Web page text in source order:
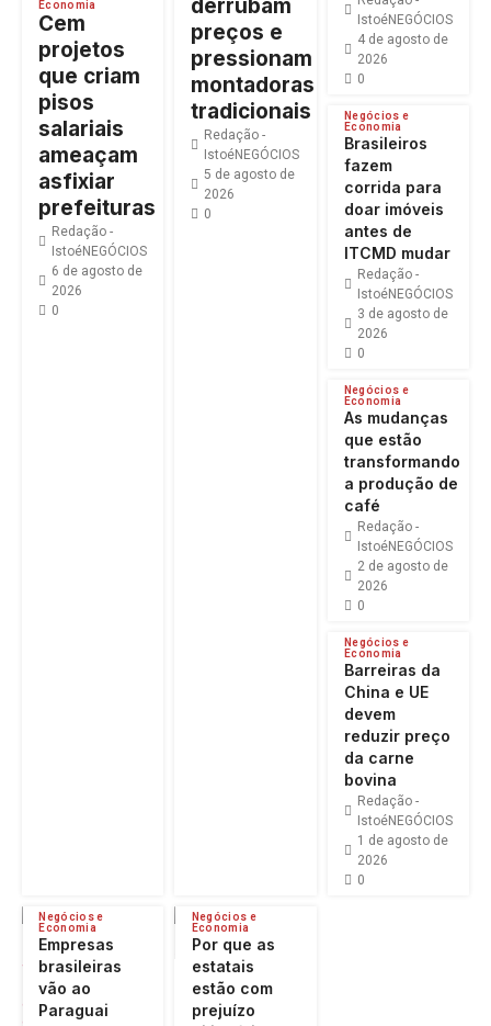
Economia
Cem
projetos
que criam
pisos
salariais
ameaçam
asfixiar
prefeituras
Redação -
IstoéNEGÓCIOS
6 de agosto de
2026
0
derrubam
preços e
pressionam
montadoras
tradicionais
Redação -
IstoéNEGÓCIOS
5 de agosto de
2026
0
IstoéNEGÓCIOS
4 de agosto de
2026
0
Negócios e
Economia
Brasileiros
fazem
corrida para
doar imóveis
antes de
ITCMD mudar
Redação -
IstoéNEGÓCIOS
3 de agosto de
2026
0
Negócios e
Economia
As mudanças
que estão
transformando
a produção de
café
Redação -
IstoéNEGÓCIOS
2 de agosto de
2026
0
Negócios e
Economia
Barreiras da
China e UE
devem
reduzir preço
da carne
bovina
Redação -
IstoéNEGÓCIOS
1 de agosto de
2026
0
Negócios e
Economia
Empresas
brasileiras
vão ao
Paraguai
Negócios e
Economia
Por que as
estatais
estão com
prejuízo